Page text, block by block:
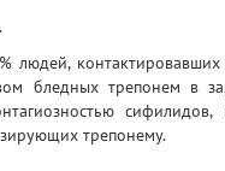
людей,
бледных трепонем в
трепонему.